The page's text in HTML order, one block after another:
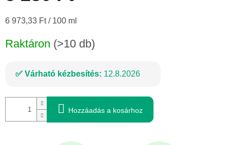
Egységár:
6 973,33 Ft / 100 ml
Raktáron (>10 db)
Várható kézbesítés: 12.8.2026
Hozzáadás a kosárhoz